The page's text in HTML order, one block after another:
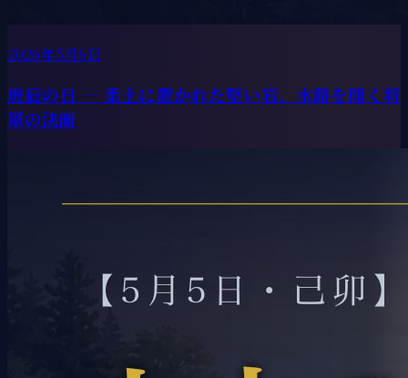
2026年5月6日
庚辰の日 ― 柔土に置かれた堅い岩、水路を開く将
軍の決断